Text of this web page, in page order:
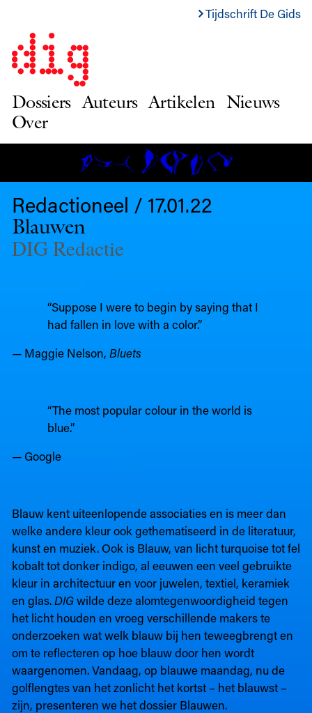
Tijdschrift De Gids
Dossiers Auteurs Artikelen Nieuws
Over
Redactioneel / 17.01.22
Blauwen
DIG Redactie
“Suppose I were to begin by saying that I
had fallen in love with a color.”
— Maggie Nelson, Bluets
“The most popular colour in the world is
blue.”
— Google
Blauw kent uiteenlopende associaties en is meer dan
welke andere kleur ook gethematiseerd in de literatuur,
kunst en muziek. Ook is Blauw, van licht turquoise tot fel
kobalt tot donker indigo, al eeuwen een veel gebruikte
kleur in architectuur en voor juwelen, textiel, keramiek
en glas.DIGwilde deze alomtegenwoordigheid tegen
het licht houden en vroeg verschillende makers te
onderzoeken wat welk blauw bij hen teweegbrengt en
om te reflecteren op hoe blauw door hen wordt
waargenomen. Vandaag, op blauwe maandag, nu de
golflengtes van het zonlicht het kortst – het blauwst –
zijn, presenteren we het dossier Blauwen.